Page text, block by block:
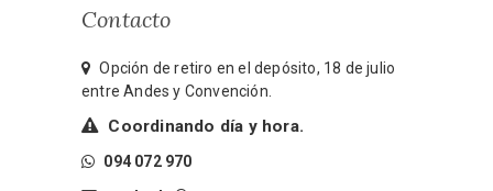
Contacto
Opción de retiro en el depósito, 18 de julio
entre Andes y Convención.
Coordinando día y hora.
094 072 970